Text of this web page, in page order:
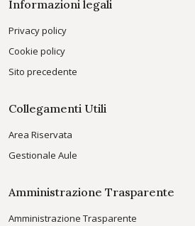
Informazioni legali
Privacy policy
Cookie policy
Sito precedente
Collegamenti Utili
Area Riservata
Gestionale Aule
Amministrazione Trasparente
Amministrazione Trasparente